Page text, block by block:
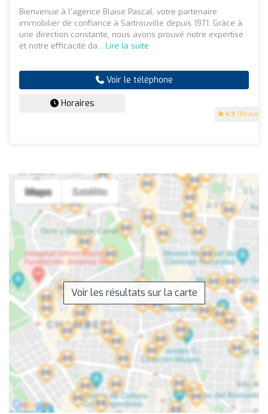
4.9 (84 avis)
Bienvenue à l'agence Blaise Pascal, votre partenaire
immobilier de confiance à Sartrouville depuis 1971. Grâce à
une direction constante, nous avons prouvé notre expertise
et notre efficacité da... Lire la suite
Voir le téléphone
Horaires
Voir les résultats sur la carte